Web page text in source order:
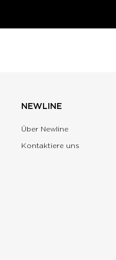
NEWLINE
Über Newline
Kontaktiere uns